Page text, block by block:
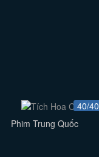
40/40
Phim Trung Quốc